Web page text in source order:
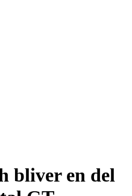
bliver en del